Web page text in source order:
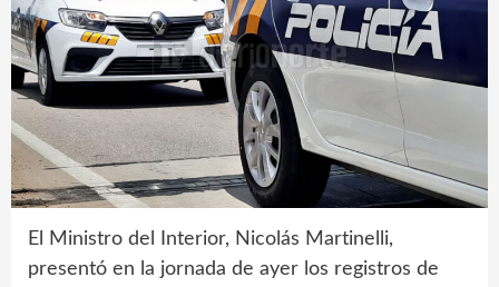
El Ministro del Interior, Nicolás Martinelli,
presentó en la jornada de ayer los registros de